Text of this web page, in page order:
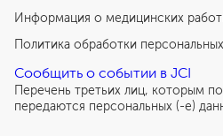
Информация о медицинских
Политика обработки
Сообщить о событии в JCI
Перечень третьих лиц, которым
передаются персональных (-е)